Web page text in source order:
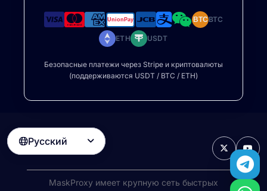
BTCBTC
ETH USDT
Безопасные платежи через Stripe и криптовалюты
(поддерживаются USDT / BTC / ETH)
Русский 
MaskProxy имеет крупную сеть быстрых